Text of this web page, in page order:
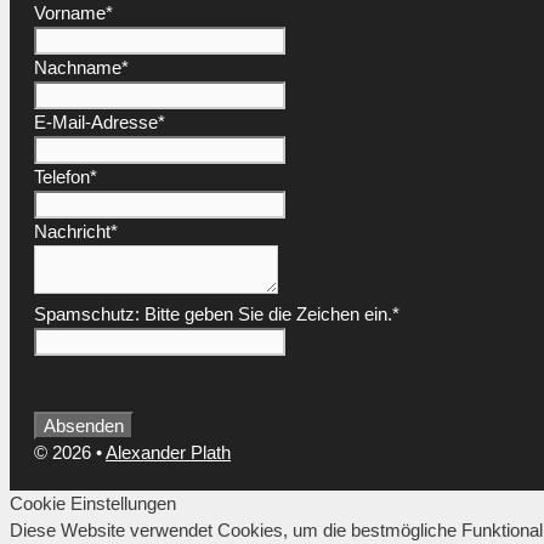
Vorname*
Nachname*
E-Mail-Adresse*
Telefon*
Nachricht*
Your
Spamschutz: Bitte geben Sie die Zeichen ein.*
Absenden
© 2026 •Alexander Plath
Cookie Einstellungen
Diese Website verwendet Cookies, um die bestmögliche